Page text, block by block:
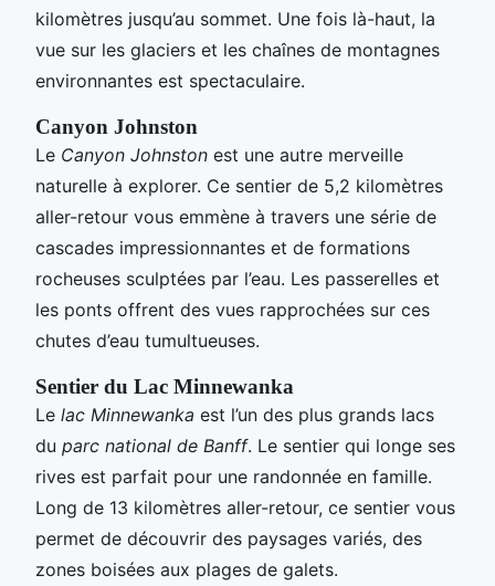
kilomètres jusqu’au sommet. Une fois là-haut, la
vue sur les glaciers et les chaînes de montagnes
environnantes est spectaculaire.
Canyon Johnston
Le Canyon Johnston est une autre merveille
naturelle à explorer. Ce sentier de 5,2 kilomètres
aller-retour vous emmène à travers une série de
cascades impressionnantes et de formations
rocheuses sculptées par l’eau. Les passerelles et
les ponts offrent des vues rapprochées sur ces
chutes d’eau tumultueuses.
Sentier du Lac Minnewanka
Le lac Minnewanka est l’un des plus grands lacs
du parc national de Banff. Le sentier qui longe ses
rives est parfait pour une randonnée en famille.
Long de 13 kilomètres aller-retour, ce sentier vous
permet de découvrir des paysages variés, des
zones boisées aux plages de galets.